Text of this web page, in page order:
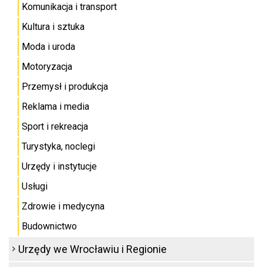
Komunikacja i transport
Kultura i sztuka
Moda i uroda
Motoryzacja
Przemysł i produkcja
Reklama i media
Sport i rekreacja
Turystyka, noclegi
Urzędy i instytucje
Usługi
Zdrowie i medycyna
Budownictwo
Urzędy we Wrocławiu i Regionie